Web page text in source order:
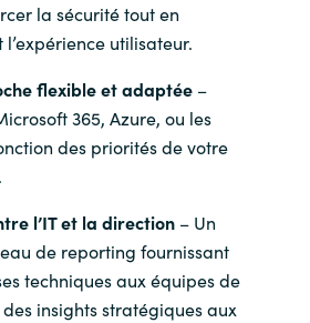
la sécurité tout en
utilisateur.
flexible et adaptée–
365, Azure, ou les
des priorités de votre
l’IT et la direction– Un
de reporting fournissant
techniques aux équipes de
insights stratégiques aux